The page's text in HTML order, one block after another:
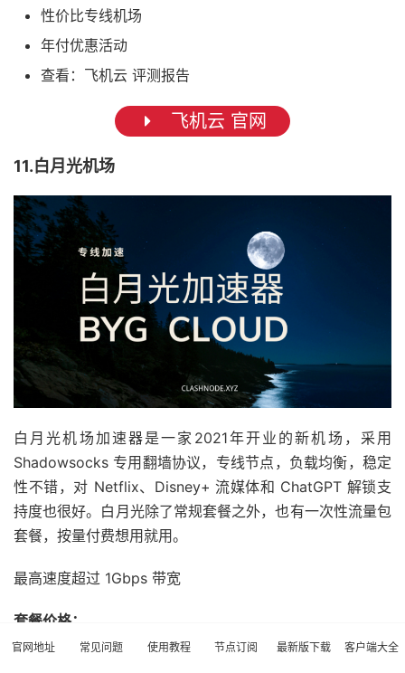
性价比专线机场
年付优惠活动
查看：飞机云 评测报告
飞机云 官网
11.白月光机场
白月光机场加速器是一家2021年开业的新机场，采用
Shadowsocks 专用翻墙协议，专线节点，负载均衡，稳定
性不错，对 Netflix、Disney+ 流媒体和 ChatGPT 解锁支
持度也很好。白月光除了常规套餐之外，也有一次性流量包
套餐，按量付费想用就用。
最高速度超过 1Gbps 带宽
套餐价格：
官网地址 常见问题 使用教程 节点订阅 最新版下载 客户端大全